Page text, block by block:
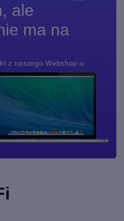
ale
ma na
z naszego Webshop-u